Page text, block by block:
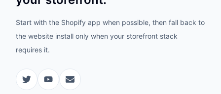
Start with the Shopify app when possible, then fall back to
the website install only when your storefront stack
requires it.